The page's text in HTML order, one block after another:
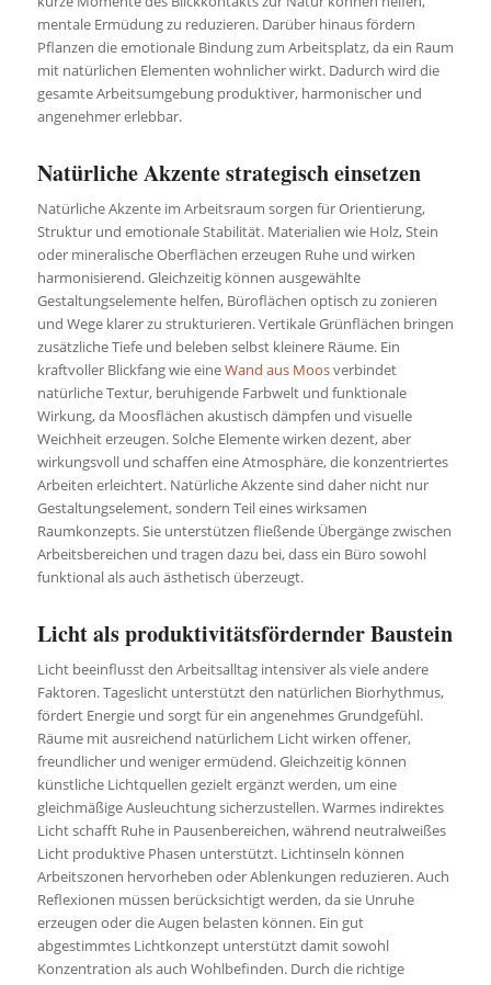
mentale Ermüdung zu reduzieren. Darüber hinaus fördern
Pflanzen die emotionale Bindung zum Arbeitsplatz, da ein Raum
mit natürlichen Elementen wohnlicher wirkt. Dadurch wird die
gesamte Arbeitsumgebung produktiver, harmonischer und
angenehmer erlebbar.
Natürliche Akzente strategisch einsetzen
Natürliche Akzente im Arbeitsraum sorgen für Orientierung,
Struktur und emotionale Stabilität. Materialien wie Holz, Stein
oder mineralische Oberflächen erzeugen Ruhe und wirken
harmonisierend. Gleichzeitig können ausgewählte
Gestaltungselemente helfen, Büroflächen optisch zu zonieren
und Wege klarer zu strukturieren. Vertikale Grünflächen bringen
zusätzliche Tiefe und beleben selbst kleinere Räume. Ein
kraftvoller Blickfang wie eineWand aus Moosverbindet
natürliche Textur, beruhigende Farbwelt und funktionale
Wirkung, da Moosflächen akustisch dämpfen und visuelle
Weichheit erzeugen. Solche Elemente wirken dezent, aber
wirkungsvoll und schaffen eine Atmosphäre, die konzentriertes
Arbeiten erleichtert. Natürliche Akzente sind daher nicht nur
Gestaltungselement, sondern Teil eines wirksamen
Raumkonzepts. Sie unterstützen fließende Übergänge zwischen
Arbeitsbereichen und tragen dazu bei, dass ein Büro sowohl
funktional als auch ästhetisch überzeugt.
Licht als produktivitätsfördernder Baustein
Licht beeinflusst den Arbeitsalltag intensiver als viele andere
Faktoren. Tageslicht unterstützt den natürlichen Biorhythmus,
fördert Energie und sorgt für ein angenehmes Grundgefühl.
Räume mit ausreichend natürlichem Licht wirken offener,
freundlicher und weniger ermüdend. Gleichzeitig können
künstliche Lichtquellen gezielt ergänzt werden, um eine
gleichmäßige Ausleuchtung sicherzustellen. Warmes indirektes
Licht schafft Ruhe in Pausenbereichen, während neutralweißes
Licht produktive Phasen unterstützt. Lichtinseln können
Arbeitszonen hervorheben oder Ablenkungen reduzieren. Auch
Reflexionen müssen berücksichtigt werden, da sie Unruhe
erzeugen oder die Augen belasten können. Ein gut
abgestimmtes Lichtkonzept unterstützt damit sowohl
Konzentration als auch Wohlbefinden. Durch die richtige